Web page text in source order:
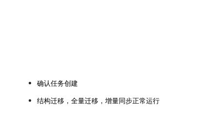
确认任务创建
结构迁移，全量迁移，增量同步正常运行